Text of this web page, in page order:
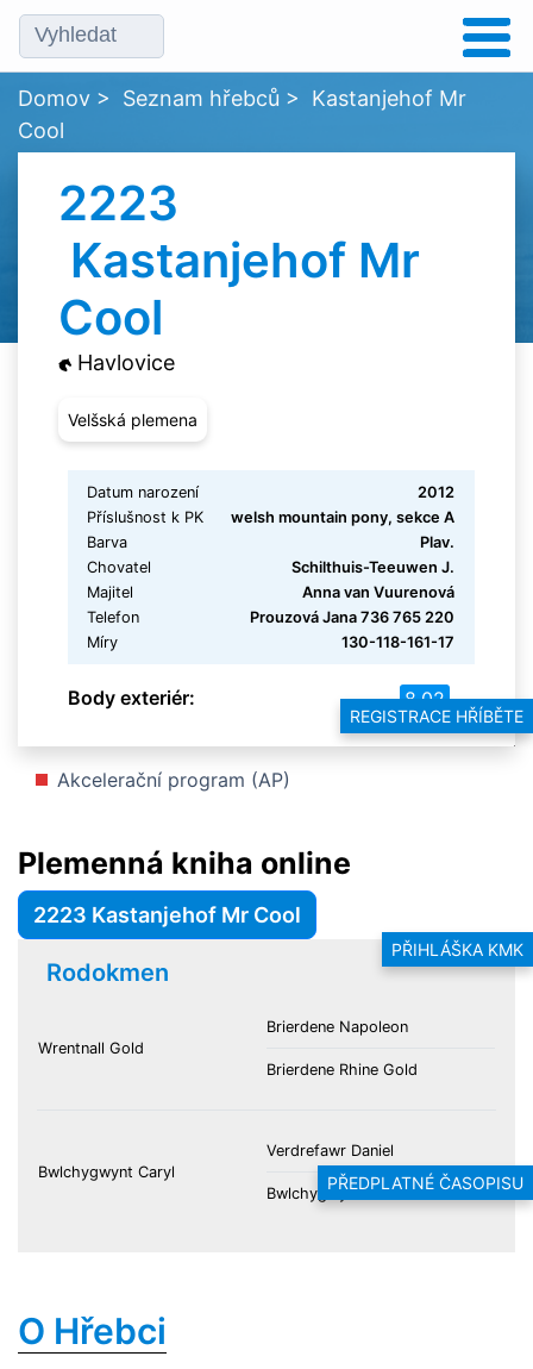
REGISTRACE HŘÍBĚTE
PŘIHLÁŠKA KMK
PŘEDPLATNÉ ČASOPISU
Domov > Seznam hřebců > Kastanjehof Mr
Cool
2223
Kastanjehof Mr
Cool
Havlovice
Velšská plemena
Datum narození
2012
Příslušnost k PK
welsh mountain pony, sekce A
Barva
Plav.
Chovatel
Schilthuis-Teeuwen J.
Majitel
Anna van Vuurenová
Telefon
Prouzová Jana 736 765 220
Míry
130-118-161-17
Body exteriér: 8.02
Akcelerační program (AP)
Plemenná kniha online
2223 Kastanjehof Mr Cool
Rodokmen
Wrentnall Gold
Brierdene Napoleon
Brierdene Rhine Gold
Bwlchygwynt Caryl
Verdrefawr Daniel
Bwlchygwynt Ceri
O Hřebci